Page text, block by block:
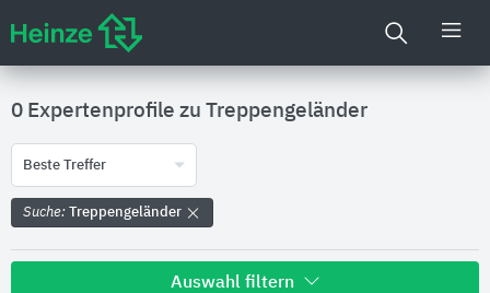
0 Expertenprofile zu Treppengeländer
Beste Treffer
Suche: Treppengeländer
Auswahl filtern